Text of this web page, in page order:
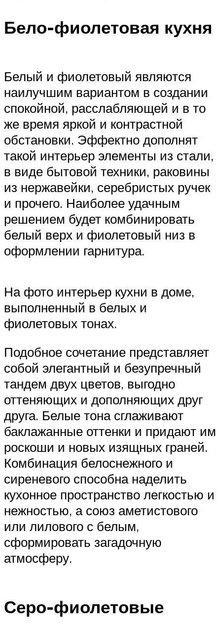
Бело-фиолетовая кухня
Белый и фиолетовый являются
наилучшим вариантом в создании
спокойной, расслабляющей и в то
же время яркой и контрастной
обстановки. Эффектно дополнят
такой интерьер элементы из стали,
в виде бытовой техники, раковины
из нержавейки, серебристых ручек
и прочего. Наиболее удачным
решением будет комбинировать
белый верх и фиолетовый низ в
оформлении гарнитура.
На фото интерьер кухни в доме,
выполненный в белых и
фиолетовых тонах.
Подобное сочетание представляет
собой элегантный и безупречный
тандем двух цветов, выгодно
оттеняющих и дополняющих друг
друга. Белые тона сглаживают
баклажанные оттенки и придают им
роскоши и новых изящных граней.
Комбинация белоснежного и
сиреневого способна наделить
кухонное пространство легкостью и
нежностью, а союз аметистового
или лилового с белым,
сформировать загадочную
атмосферу.
Серо-фиолетовые